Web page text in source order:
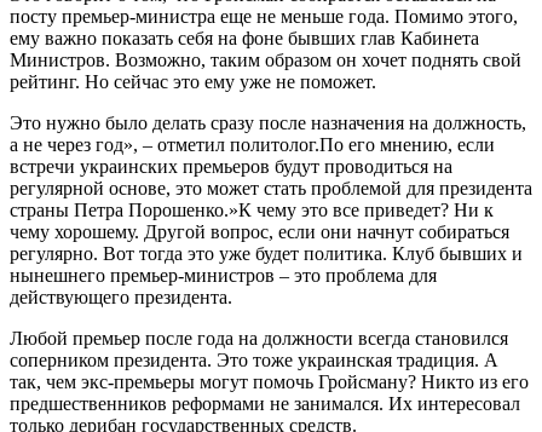
посту премьер-министра еще не меньше года. Помимо этого,
ему важно показать себя на фоне бывших глав Кабинета
Министров. Возможно, таким образом он хочет поднять свой
рейтинг. Но сейчас это ему уже не поможет.
Это нужно было делать сразу после назначения на должность,
а не через год», – отметил политолог.По его мнению, если
встречи украинских премьеров будут проводиться на
регулярной основе, это может стать проблемой для президента
страны Петра Порошенко.»К чему это все приведет? Ни к
чему хорошему. Другой вопрос, если они начнут собираться
регулярно. Вот тогда это уже будет политика. Клуб бывших и
нынешнего премьер-министров – это проблема для
действующего президента.
Любой премьер после года на должности всегда становился
соперником президента. Это тоже украинская традиция. А
так, чем экс-премьеры могут помочь Гройсману? Никто из его
предшественников реформами не занимался. Их интересовал
только дерибан государственных средств.